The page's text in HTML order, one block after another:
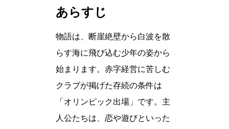
あらすじ
物語は、断崖絶壁から白波を散
らす海に飛び込む少年の姿から
始まります。赤字経営に苦しむ
クラブが掲げた存続の条件は
「オリンピック出場」です。主
人公たちは、恋や遊びといった